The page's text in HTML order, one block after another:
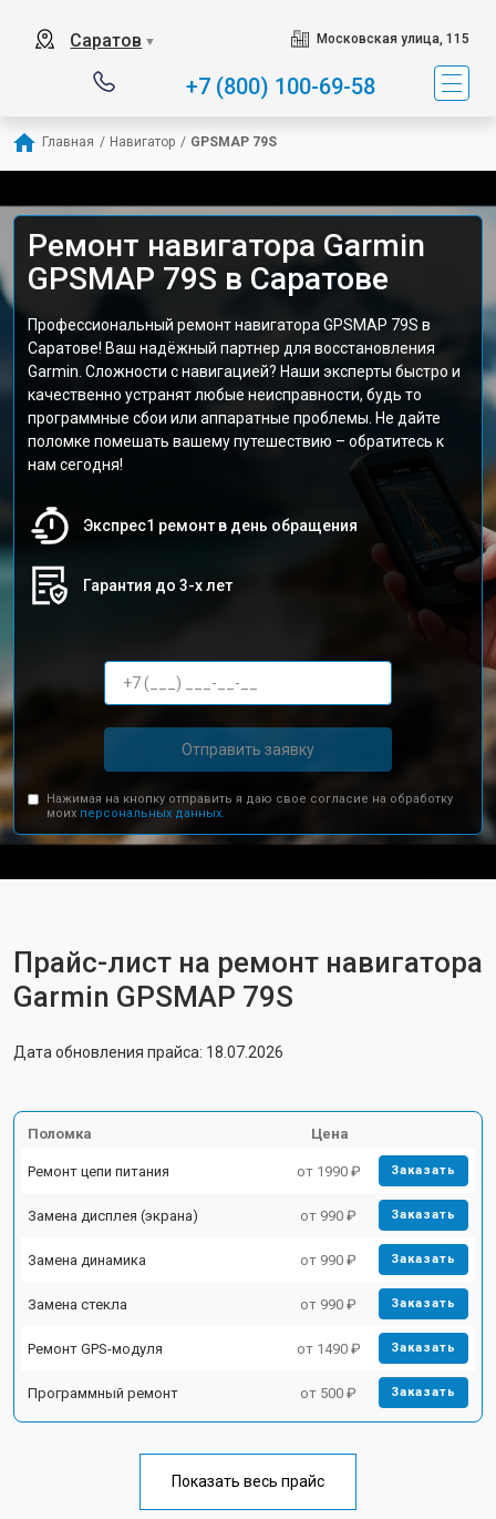
Саратов ▼ Московская улица, 115
+7 (800) 100-69-58
Главная / Навигатор / GPSMAP 79S
Ремонт навигатора Garmin
GPSMAP 79S в Саратове
Профессиональный ремонт навигатора GPSMAP 79S в
Саратове! Ваш надёжный партнер для восстановления
Garmin. Сложности с навигацией? Наши эксперты быстро и
качественно устранят любые неисправности, будь то
программные сбои или аппаратные проблемы. Не дайте
поломке помешать вашему путешествию – обратитесь к
нам сегодня!
Экспрес1 ремонт в день обращения
Гарантия до 3-х лет
Отправить заявку
Нажимая на кнопку отправить я даю свое согласие на обработку
моих персональных данных.
Прайс-лист на ремонт навигатора
Garmin GPSMAP 79S
Дата обновления прайса: 18.07.2026
Поломка Цена
Ремонт цепи питания от 1990 ₽ Заказать
Замена дисплея (экрана) от 990 ₽ Заказать
Замена динамика от 990 ₽ Заказать
Замена стекла от 990 ₽ Заказать
Ремонт GPS-модуля от 1490 ₽ Заказать
Программный ремонт от 500 ₽ Заказать
Показать весь прайс